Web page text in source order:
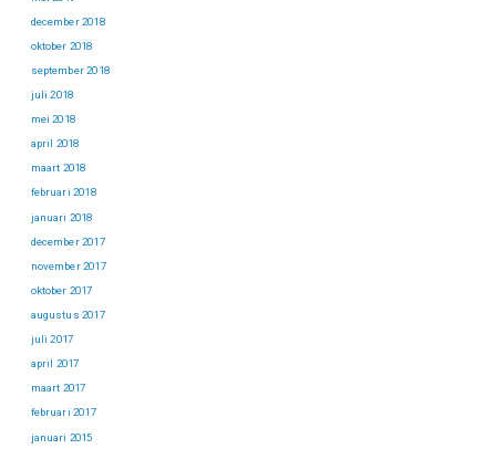
december 2018
oktober 2018
september 2018
juli 2018
mei 2018
april 2018
maart 2018
februari 2018
januari 2018
december 2017
november 2017
oktober 2017
augustus 2017
juli 2017
april 2017
maart 2017
februari 2017
januari 2015